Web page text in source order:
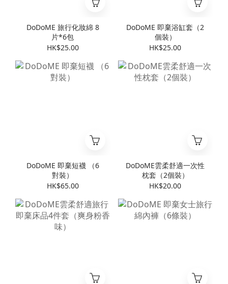
DoDoME 旅行化妝綿 8
片*6包
HK$25.00
DoDoME 即棄浴缸套（2
個裝）
HK$25.00
DoDoME 即棄短襪 （6
對裝）
HK$65.00
DoDoME雲柔舒適一次性
枕套（2個裝）
HK$20.00